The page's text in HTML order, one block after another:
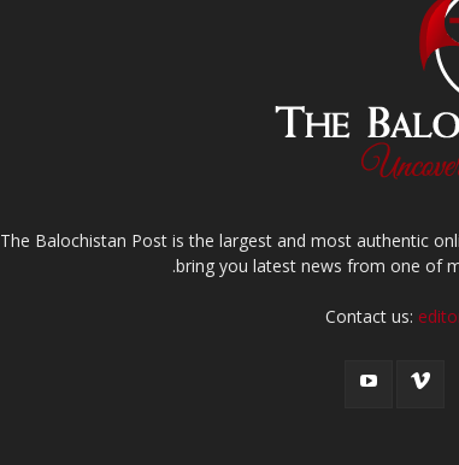
The Balochistan Post is the largest and most authentic
bring you latest news from one of
Contact us: